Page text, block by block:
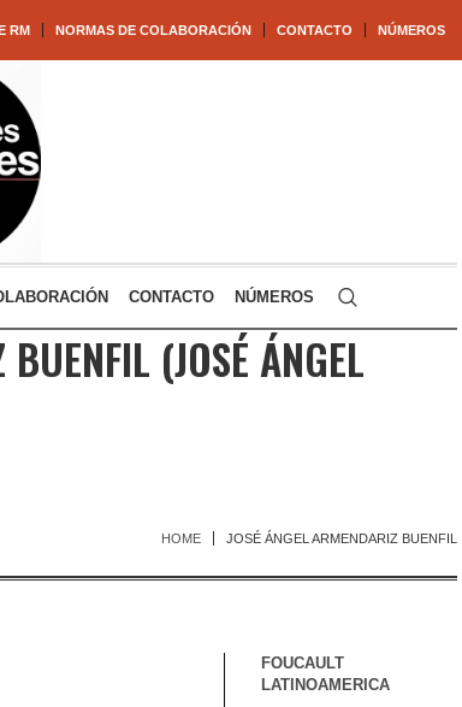
RM NORMAS DE COLABORACIÓN CONTACTO NÚMEROS
CONTACTO NÚMEROS
BUENFIL (JOSÉ ÁNGEL
HOME JOSÉ ÁNGEL ARMENDARIZ BUENFIL
FOUCAULT
LATINOAMERICA